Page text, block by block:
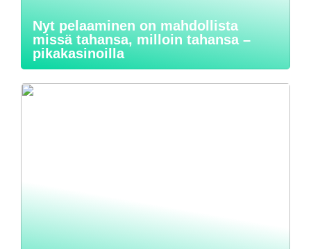
Nyt pelaaminen on mahdollista
missä tahansa, milloin tahansa –
pikakasinoilla